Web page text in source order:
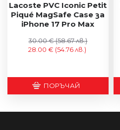
Lacoste PVC Iconic Petit
Piqué MagSafe Case за
iPhone 17 Pro Max
28.00 € (54.76 лв.)
30.00 €(58.67 лв.)
ПОРЪЧАЙ